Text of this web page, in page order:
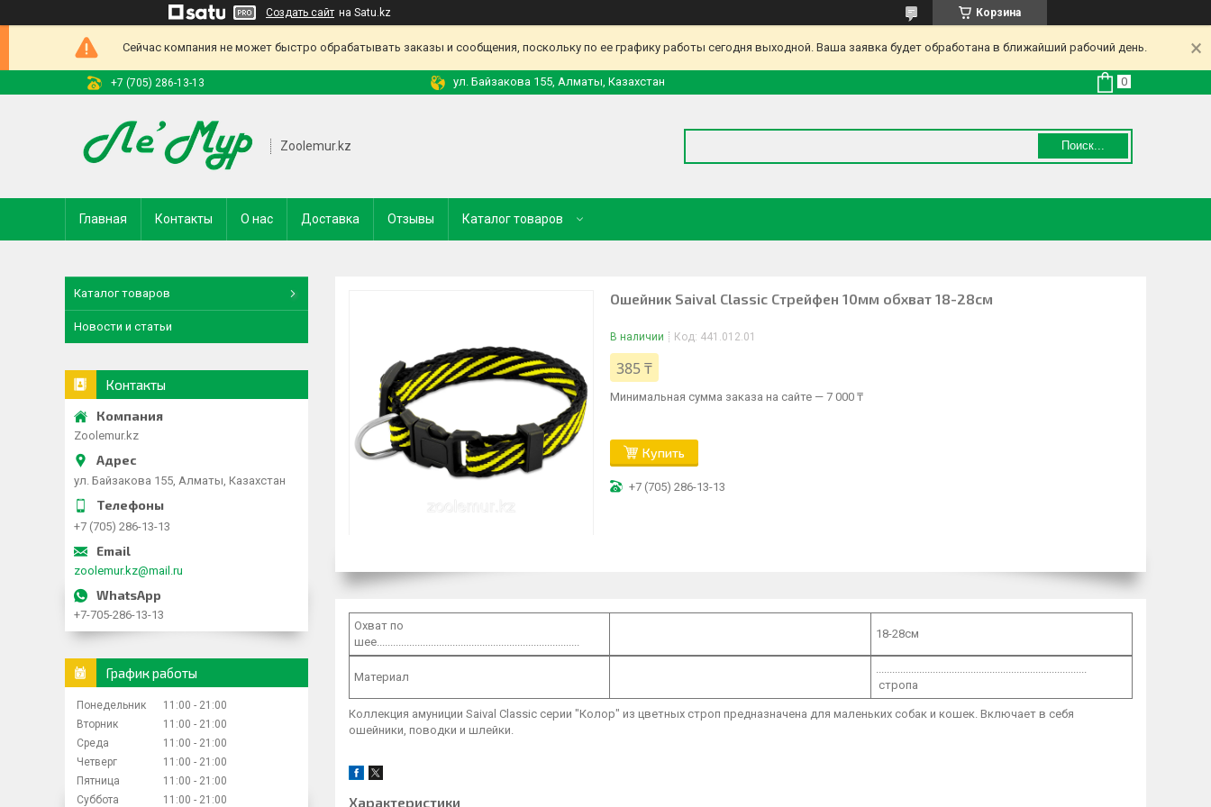
Создать сайт на Satu.kz Корзина
Сейчас компания не может быстро обрабатывать заказы и сообщения, поскольку по ее графику работы сегодня выходной. Ваша заявка будет обработана в ближайший рабочий день.
+7 (705) 286-13-13 ул. Байзакова 155, Алматы, Казахстан
Zoolemur.kz Поиск...
Главная Контакты О нас Доставка Отзывы Каталог товаров
Ошейник Saival Classic Стрейфен 10мм обхват 18-28см
В наличии Код: 441.012.01
385 ₸
Минимальная сумма заказа на сайте — 7 000 ₸
Купить
+7 (705) 286-13-13
Охват по
шее...........................................................................
18-28см
Материал
..............................................................................
стропа
Коллекция амуниции Saival Classic серии "Колор" из цветных строп предназначена для маленьких собак и кошек. Включает в себя
ошейники, поводки и шлейки.
Характеристики
Каталог товаров
Новости и статьи
Контакты
Zoolemur.kz
ул. Байзакова 155, Алматы, Казахстан
+7 (705) 286-13-13
zoolemur.kz@mail.ru
+7-705-286-13-13
График работы
Понедельник 11:00
21:00
Вторник
11:00
21:00
Среда
11:00
21:00
Четверг
11:00
21:00
Пятница
11:00
21:00
Суббота
11:00 21:00